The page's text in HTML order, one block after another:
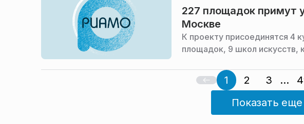
227 площадок примут
Москве
К проекту присоединятся 4
площадок, 9 школ искусств,
1 2 3 ...
Показать еще